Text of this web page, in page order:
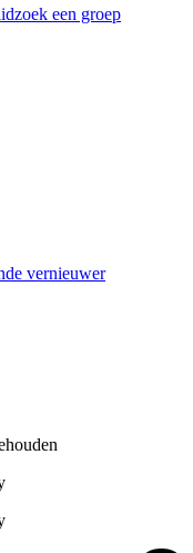
zoek een groep
vernieuwer